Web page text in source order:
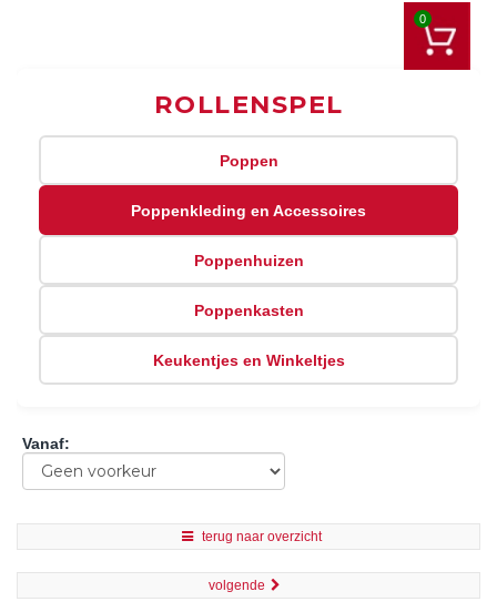
0
ROLLENSPEL
Poppen
Poppenkleding en Accessoires
Poppenhuizen
Poppenkasten
Keukentjes en Winkeltjes
Vanaf:
terug naar overzicht
volgende